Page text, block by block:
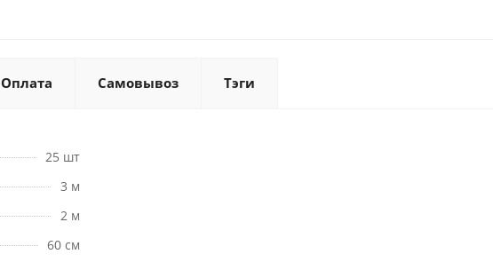
Оплата Самовывоз Тэги
25 шт
3 м
2 м
60 см